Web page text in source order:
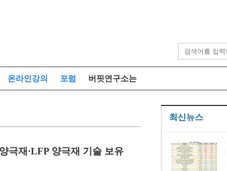
온라인강의 포럼 버핏연구소는
극재·LFP 양극재 기술 보유
최신뉴스